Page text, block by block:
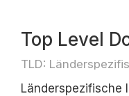
Top Level
TLD:
Länderspezifische